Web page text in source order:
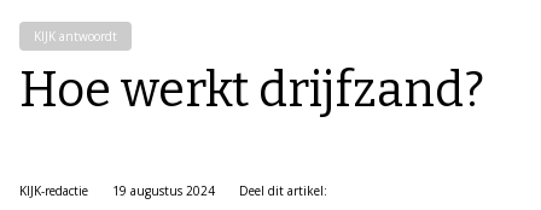
KIJK antwoordt
Hoe werkt drijfzand?
KIJK-redactie
19 augustus 2024
Deel dit artikel: